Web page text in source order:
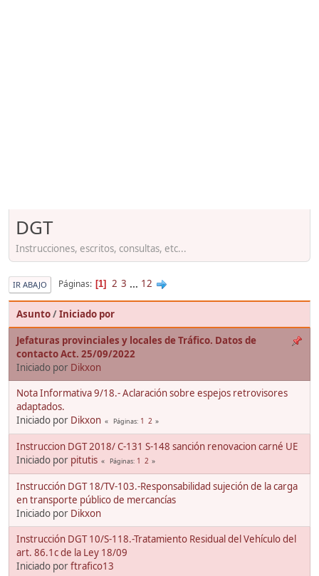
DGT
Instrucciones, escritos, consultas, etc...
IR ABAJO Páginas 1 2 3 ... 12
Asunto/Iniciado por
Jefaturas provinciales y locales de Tráfico. Datos de
contacto Act. 25/09/2022
Iniciado por Dikxon
Nota Informativa 9/18.- Aclaración sobre espejos retrovisores
adaptados.
Iniciado por Dikxon Páginas 1 2
Instruccion DGT 2018/ C-131 S-148 sanción renovacion carné UE
Iniciado por pitutis Páginas 1 2
Instrucción DGT 18/TV-103.-Responsabilidad sujeción de la carga
en transporte público de mercancías
Iniciado por Dikxon
Instrucción DGT 10/S-118.-Tratamiento Residual del Vehículo del
art. 86.1c de la Ley 18/09
Iniciado porftrafico13